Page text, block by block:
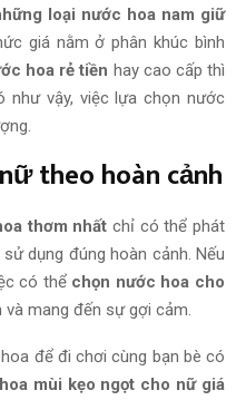
loại nước hoa nam giữ
giá nằm ở phân khúc bình
hoa rẻ tiền hay cao cấp thì
như vậy, việc lựa chọn nước
theo hoàn cảnh
thơm nhất chỉ có thể phát
dụng đúng hoàn cảnh. Nếu
có thể chọn nước hoa cho
mang đến sự gợi cảm.
để đi chơi cùng bạn bè có
mùi kẹo ngọt cho nữ giá